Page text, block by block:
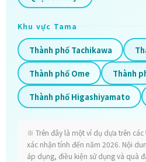
Khu vực Tama
Thành phố Tachikawa
Thành phố Ome Thành
Thành phố Higashiyamato
※ Trên đây là một ví dụ dựa trên
xác nhận tính đến năm 2026. Nội
áp dụng, điều kiện sử dụng và quà